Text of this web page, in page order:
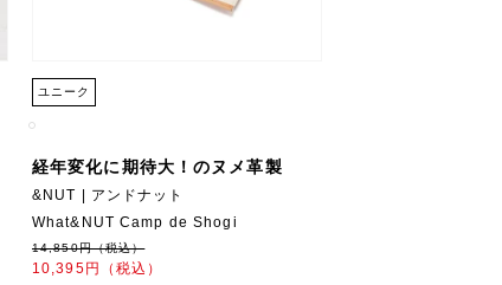
ユニーク
経年変化に期待大！のヌメ革製
&NUT | アンドナット
What&NUT Camp de Shogi
14,850円（税込）
10,395円（税込）